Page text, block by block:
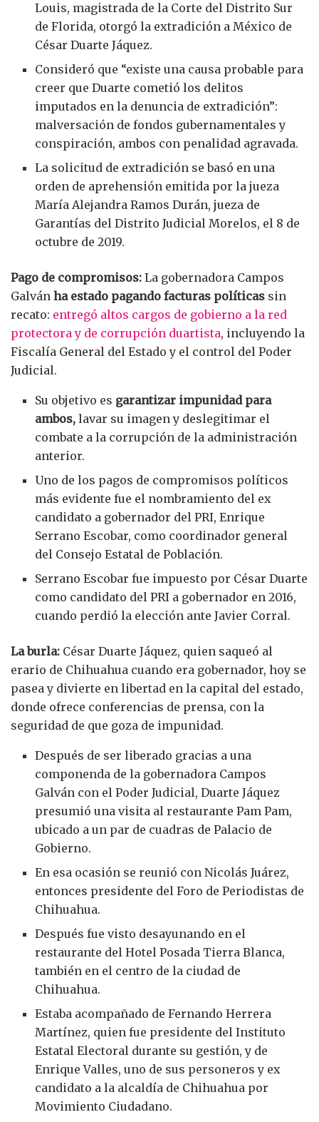
Louis, magistrada de la Corte del Distrito Sur
de Florida, otorgó la extradición a México de
César Duarte Jáquez.
Consideró que “existe una causa probable para
creer que Duarte cometió los delitos
imputados en la denuncia de extradición”:
malversación de fondos gubernamentales y
conspiración, ambos con penalidad agravada.
La solicitud de extradición se basó en una
orden de aprehensión emitida por la jueza
María Alejandra Ramos Durán, jueza de
Garantías del Distrito Judicial Morelos, el 8 de
octubre de 2019.
Pago de compromisos: La gobernadora Campos
Galván ha estado pagando facturas políticas sin
recato: entregó altos cargos de gobierno a la red
protectora y de corrupción duartista, incluyendo la
Fiscalía General del Estado y el control del Poder
Judicial.
Su objetivo es garantizar impunidad para
ambos, lavar su imagen y deslegitimar el
combate a la corrupción de la administración
anterior.
Uno de los pagos de compromisos políticos
más evidente fue el nombramiento del ex
candidato a gobernador del PRI, Enrique
Serrano Escobar, como coordinador general
del Consejo Estatal de Población.
Serrano Escobar fue impuesto por César Duarte
como candidato del PRI a gobernador en 2016,
cuando perdió la elección ante Javier Corral.
La burla: César Duarte Jáquez, quien saqueó al
erario de Chihuahua cuando era gobernador, hoy se
pasea y divierte en libertad en la capital del estado,
donde ofrece conferencias de prensa, con la
seguridad de que goza de impunidad.
Después de ser liberado gracias a una
componenda de la gobernadora Campos
Galván con el Poder Judicial, Duarte Jáquez
presumió una visita al restaurante Pam Pam,
ubicado a un par de cuadras de Palacio de
Gobierno.
En esa ocasión se reunió con Nicolás Juárez,
entonces presidente del Foro de Periodistas de
Chihuahua.
Después fue visto desayunando en el
restaurante del Hotel Posada Tierra Blanca,
también en el centro de la ciudad de
Chihuahua.
Estaba acompañado de Fernando Herrera
Martínez, quien fue presidente del Instituto
Estatal Electoral durante su gestión, y de
Enrique Valles, uno de sus personeros y ex
candidato a la alcaldía de Chihuahua por
Movimiento Ciudadano.